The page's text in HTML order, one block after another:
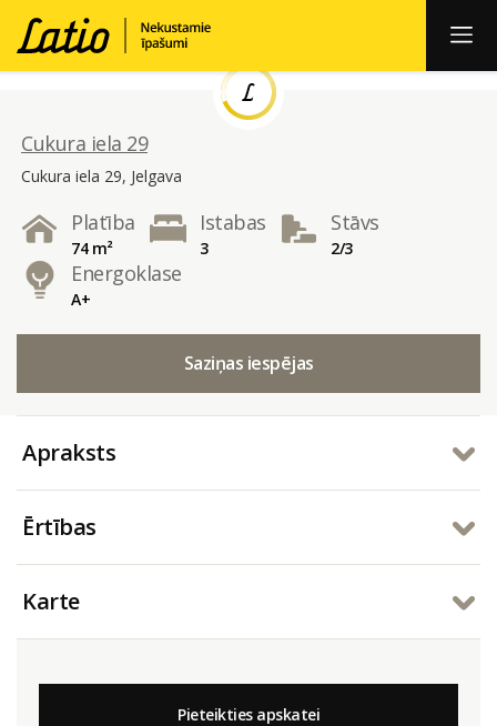
Cukura iela 29
Cukura iela 29, Jelgava
Platība
74 m²
Istabas
3
Stāvs
2/3
Energoklase
A+
Saziņas iespējas
Apraksts
Ērtības
Karte
Pieteikties apskatei